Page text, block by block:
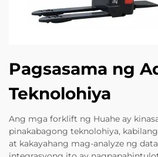
Pagsasama ng
Teknolohiya
Ang mga forklift ng Huahe ay
pinakabagong teknolohiya,
at kakayahang mag-analyze ng